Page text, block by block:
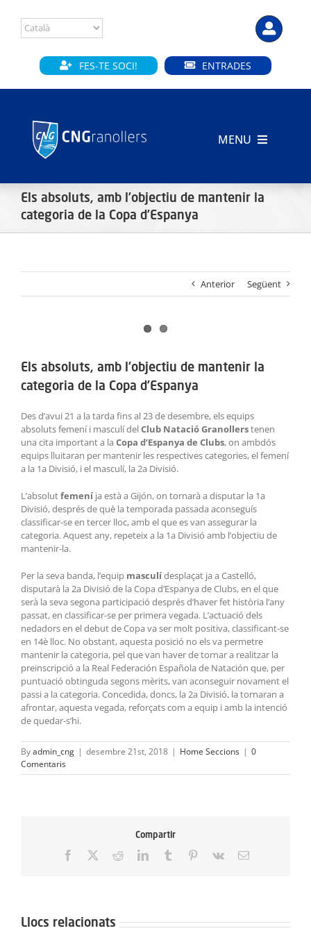
content
FES-TE SOCI! ENTRADES
MENU
CLUB
INFANTS
BLOG
EMPRESES
CONTACTE
TREBALLA AMB NOSALTRES!
Els absoluts, amb l’objectiu de mantenir la
categoria de la Copa d’Espanya
Anterior Següent
Image
Els absoluts, amb l’objectiu de mantenir la
categoria de la Copa d’Espanya
Des d’avui 21 a la tarda fins al 23 de desembre, els equips
absoluts femení i masculí delClub Natació Granollerstenen
una cita important a la Copa d’Espanya de Clubs, on ambdós
equips lluitaran per mantenir les respectives categories, el femení
a la 1a Divisió, i el masculí, la 2a Divisió.
L’absolutfemení ja està a Gijón, on tornarà a disputar la 1a
Divisió, després de què la temporada passada aconseguís
classificar-se en tercer lloc, amb el que es van assegurar la
categoria. Aquest any, repeteix a la 1a Divisió amb l’objectiu de
mantenir-la.
Per la seva banda, l’equip masculídesplaçat ja a Castelló,
disputarà la 2a Divisió de la Copa d’Espanya de Clubs, en el que
serà la seva segona participació després d’haver fet història l’any
passat, en classificar-se per primera vegada. L’actuació dels
nedadors en el debut de Copa va ser molt positiva, classificant-se
en 14è lloc. No obstant, aquesta posició no els va permetre
mantenir la categoria, pel que van haver de tornar a realitzar la
preinscripció a la Real Federación Española de Natación que, per
puntuació obtinguda segons mèrits, van aconseguir novament el
passi a la categoria. Concedida, doncs, la 2a Divisió, la tornaran a
afrontar, aquesta vegada, reforçats com a equip i amb la intenció
de quedar-s’hi.
Byadmin_cng | desembre 21st, 2018 | Home Seccions | 0
Comentaris
Compartir
Facebook RedditLinkedInTumblr Pinterest
Vk Email:
Llocs relacionats